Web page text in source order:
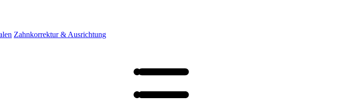
Zahnkorrektur & Ausrichtung